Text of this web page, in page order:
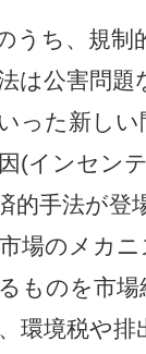
うち、規制
は公害問
った新し
(インセン
的手法が登
場のメカ
ものを市
環境税や排